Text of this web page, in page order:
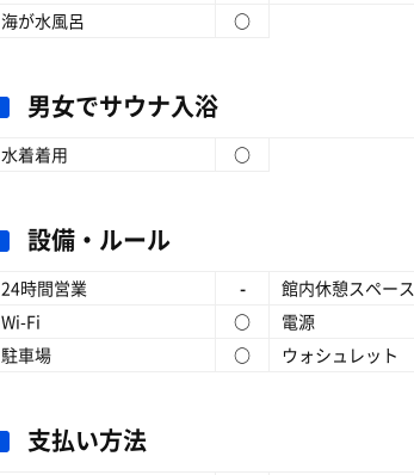
海が水風呂
○
男女でサウナ入浴
水着着用 ○
設備・ルール
24時間営業 - 館内休憩スペース
Wi-Fi
○ 電源
駐車場
○ ウォシュレット
支払い方法